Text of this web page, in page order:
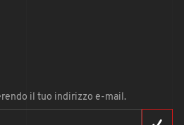
il tuo indirizzo e-mail.